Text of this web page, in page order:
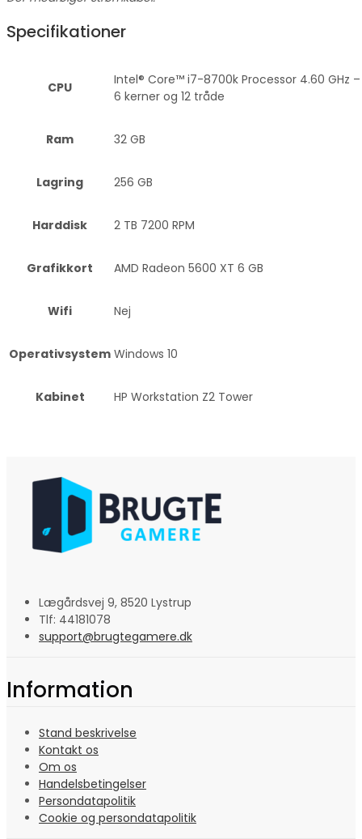
Specifikationer
CPU
Intel® Core™ i7-8700k Processor 4.60 GHz –
6 kerner og 12 tråde
Ram 32 GB
Lagring 256 GB
Harddisk 2 TB 7200 RPM
Grafikkort AMD Radeon 5600 XT 6 GB
Wifi Nej
Operativsystem Windows 10
Kabinet HP Workstation Z2 Tower
Lægårdsvej 9, 8520 Lystrup
Tlf: 44181078
support@brugtegamere.dk
Information
Stand beskrivelse
Kontakt os
Om os
Handelsbetingelser
Persondatapolitik
Cookie og persondatapolitik